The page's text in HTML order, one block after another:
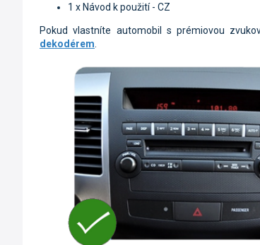
1 x Návod k použití - CZ
Pokud vlastníte automobil s prémiovou
dekodérem